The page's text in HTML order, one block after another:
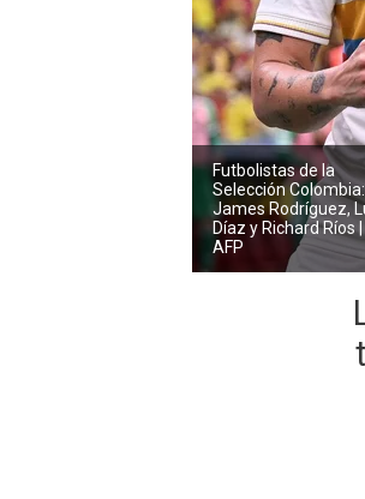
Futbolistas de la
Selección Colombia:
James Rodríguez,
Díaz y Richard Ríos
AFP